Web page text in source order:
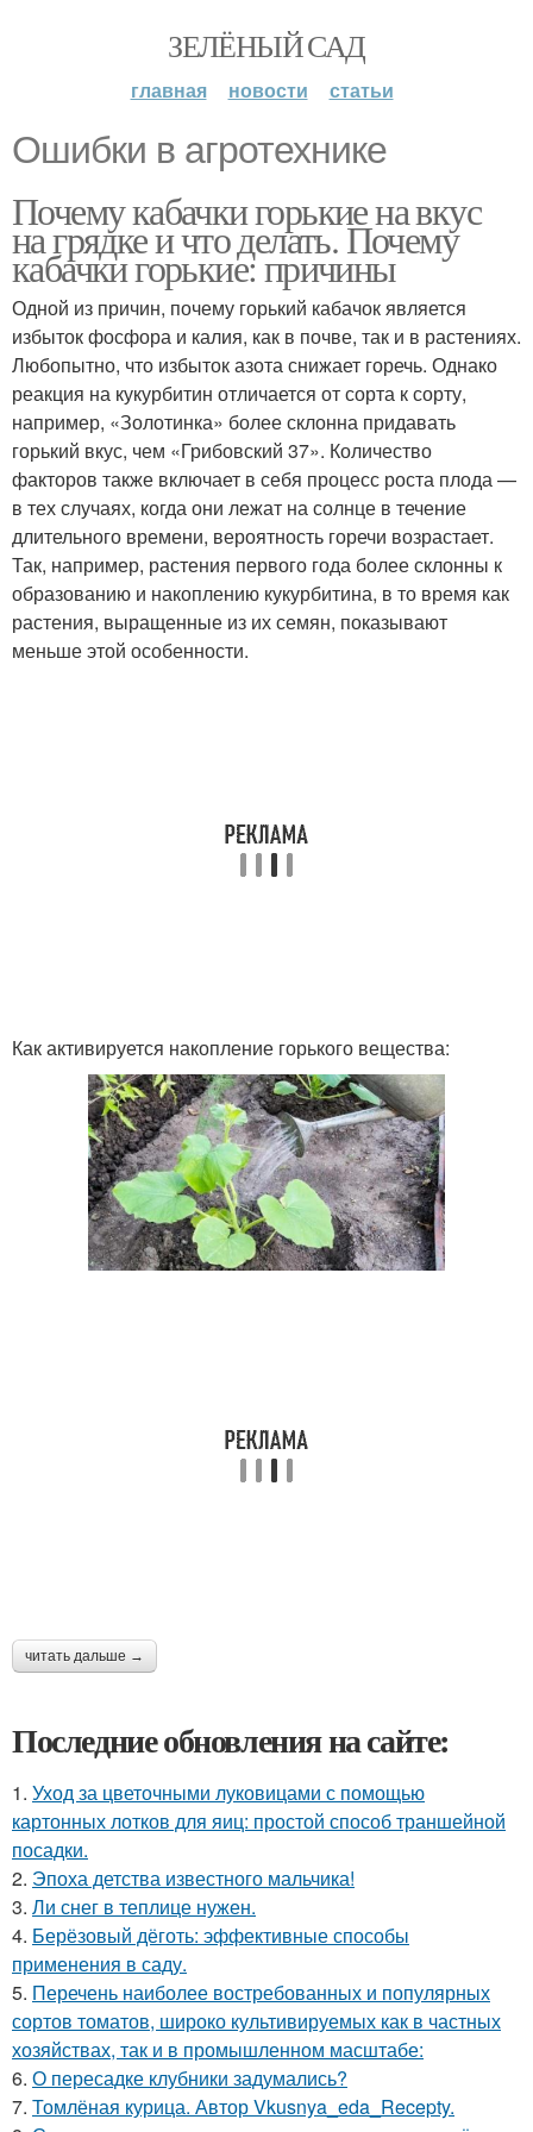
ЗЕЛЁНЫЙ САД
главная новости статьи
Ошибки в агротехнике
Почему кабачки горькие на вкус
на грядке и что делать. Почему
кабачки горькие: причины
Одной из причин, почему горький кабачок является
избыток фосфора и калия, как в почве, так и в растениях.
Любопытно, что избыток азота снижает горечь. Однако
реакция на кукурбитин отличается от сорта к сорту,
например, «Золотинка» более склонна придавать
горький вкус, чем «Грибовский 37». Количество
факторов также включает в себя процесс роста плода —
в тех случаях, когда они лежат на солнце в течение
длительного времени, вероятность горечи возрастает.
Так, например, растения первого года более склонны к
образованию и накоплению кукурбитина, в то время как
растения, выращенные из их семян, показывают
меньше этой особенности.
Как активируется накопление горького вещества:
читать дальше →
Последние обновления на сайте:
1. Уход за цветочными луковицами с помощью
картонных лотков для яиц: простой способ траншейной
посадки.
2. Эпоха детства известного мальчика!
3. Ли снег в теплице нужен.
4. Берёзовый дёготь: эффективные способы
применения в саду.
5. Перечень наиболее востребованных и популярных
сортов томатов, широко культивируемых как в частных
хозяйствах, так и в промышленном масштабе:
6. О пересадке клубники задумались?
7. Томлёная курица. Автор Vkusnya_eda_Recepty.